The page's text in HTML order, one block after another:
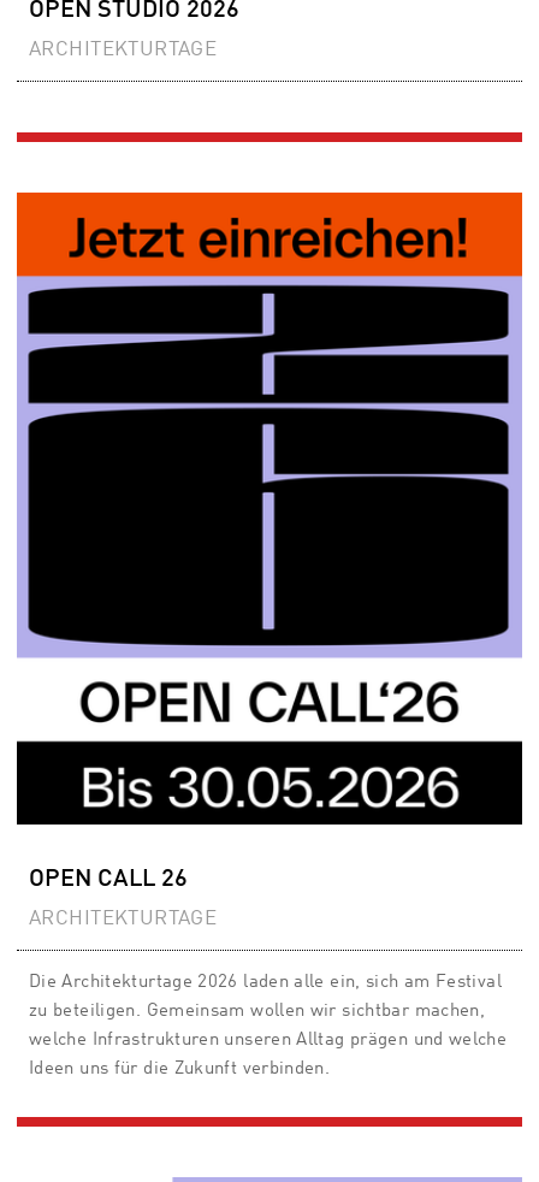
OPEN STUDIO 2026
ARCHITEKTURTAGE
OPEN CALL 26
ARCHITEKTURTAGE
Die Architekturtage 2026 laden alle ein, sich am Festival
zu beteiligen. Gemeinsam wollen wir sichtbar machen,
welche Infrastrukturen unseren Alltag prägen und welche
Ideen uns für die Zukunft verbinden.